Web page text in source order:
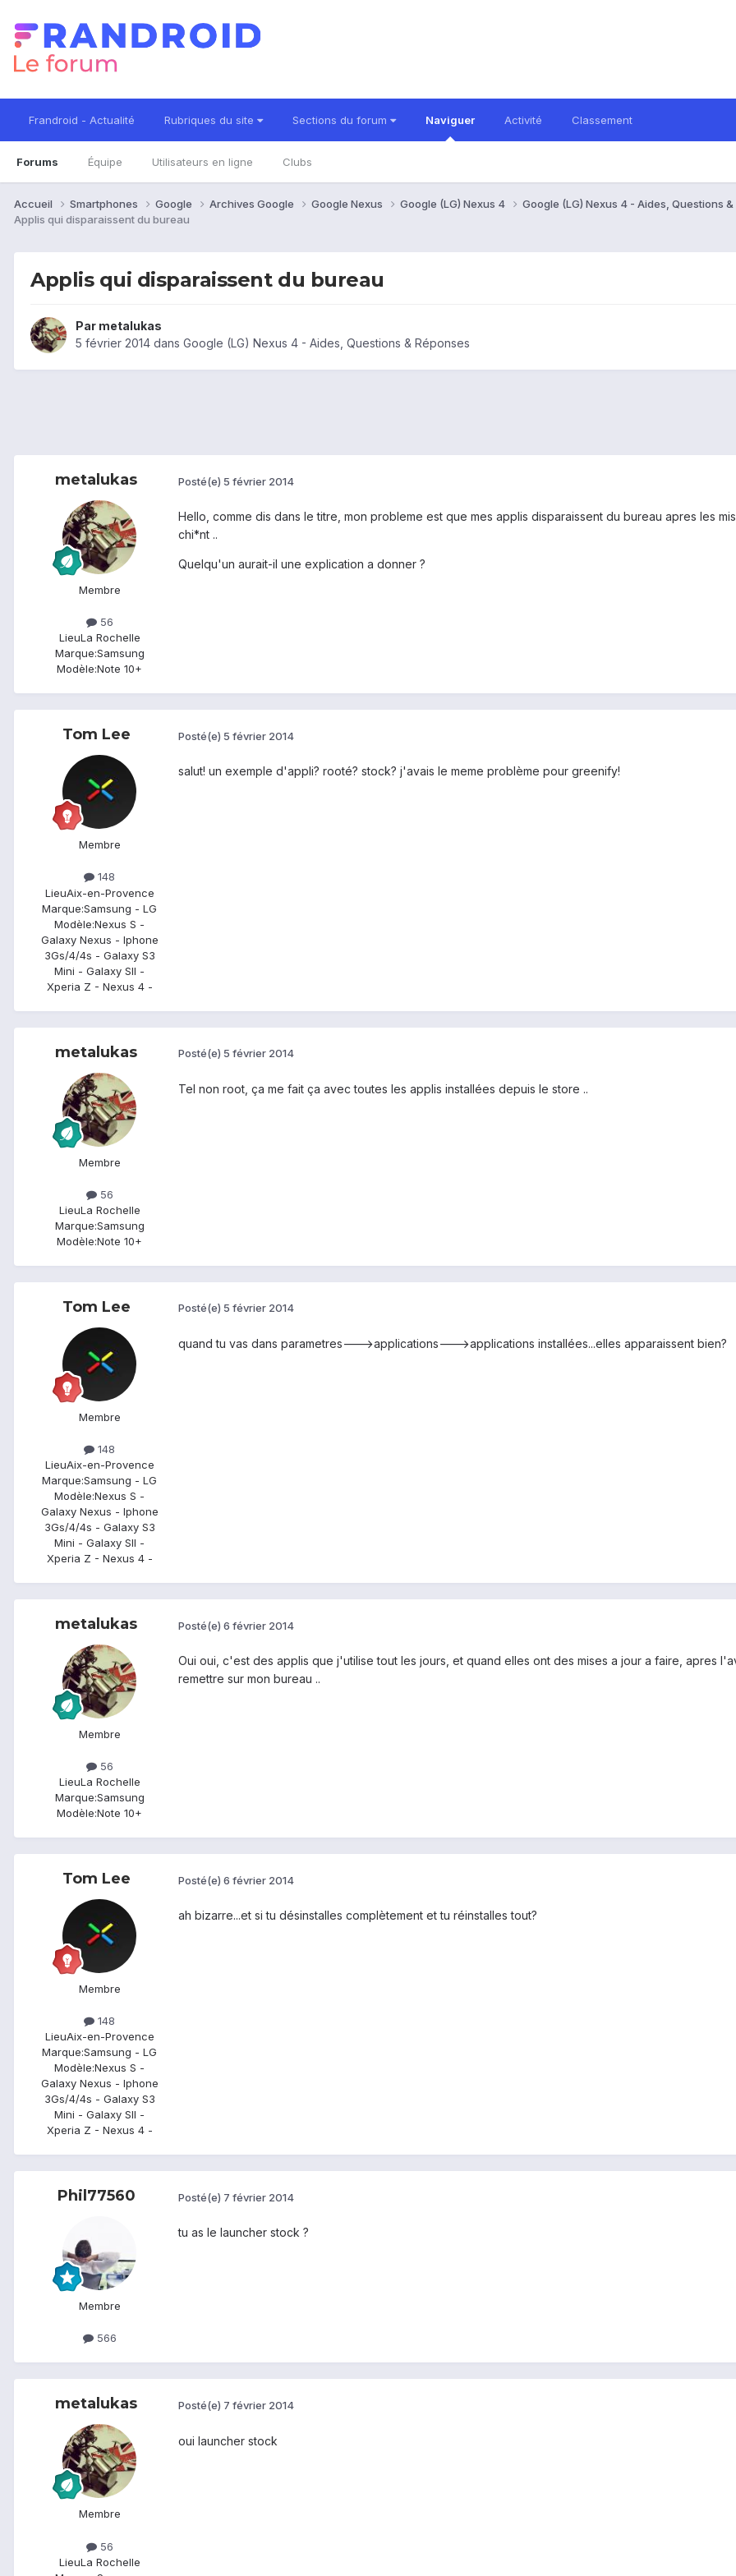
Frandroid - Actualité Rubriques du site Sections du forum Naviguer
Forums Équipe Utilisateurs en ligne Clubs
Activité Classement
Accueil Smartphones Google Archives Google Google Nexus Google (LG) Nexus 4
Google (LG) Nexus 4 - Aides, Questions &
Applis qui disparaissent du bureau
Applis qui disparaissent du bureau
Par metalukas
5 février 2014 dans Google (LG) Nexus 4 - Aides, Questions & Réponses
metalukas
Membre
56
LieuLa Rochelle
Marque:Samsung
Modèle:Note 10+
Posté(e) 5 février 2014
Hello, comme dis dans le titre, mon probleme est que mes applis disparaissent du bureau apres les
chi*nt ..
Quelqu'un aurait-il une explication a donner ?
Tom Lee
Membre
148
LieuAix-en-Provence
Marque:Samsung - LG
Modèle:Nexus S -
Galaxy Nexus - Iphone
3Gs/4/4s - Galaxy S3
Mini - Galaxy SII -
Xperia Z - Nexus 4 -
Posté(e) 5 février 2014
salut! un exemple d'appli? rooté? stock? j'avais le meme problème pour greenify!
metalukas
Membre
56
LieuLa Rochelle
Marque:Samsung
Modèle:Note 10+
Posté(e) 5 février 2014
Tel non root, ça me fait ça avec toutes les applis installées depuis le store ..
Tom Lee
Membre
148
LieuAix-en-Provence
Marque:Samsung - LG
Modèle:Nexus S -
Galaxy Nexus - Iphone
3Gs/4/4s - Galaxy S3
Mini - Galaxy SII -
Xperia Z - Nexus 4 -
Posté(e) 5 février 2014
quand tu vas dans parametres--->applications--->applications installées...elles apparaissent bien?
metalukas
Membre
56
LieuLa Rochelle
Marque:Samsung
Modèle:Note 10+
Posté(e) 6 février 2014
Oui oui, c'est des applis que j'utilise tout les jours, et quand elles ont des mises a jour a faire, apres
remettre sur mon bureau ..
Tom Lee
Membre
148
LieuAix-en-Provence
Marque:Samsung - LG
Modèle:Nexus S -
Galaxy Nexus - Iphone
3Gs/4/4s - Galaxy S3
Mini - Galaxy SII -
Xperia Z - Nexus 4 -
Posté(e) 6 février 2014
ah bizarre...et si tu désinstalles complètement et tu réinstalles tout?
Phil77560
Membre
566
Posté(e) 7 février 2014
tu as le launcher stock ?
metalukas
Membre
56
LieuLa Rochelle
Posté(e) 7 février 2014
oui launcher stock